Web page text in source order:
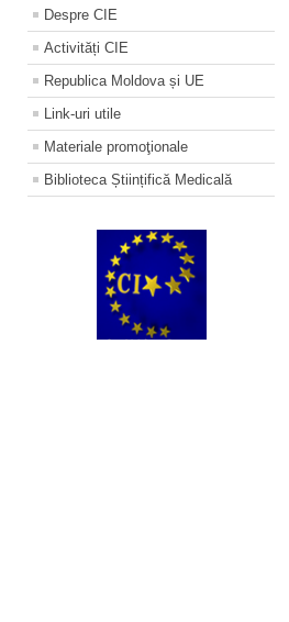
Despre CIE
Activități CIE
Republica Moldova și UE
Link-uri utile
Materiale promoţionale
Biblioteca Științifică Medicală